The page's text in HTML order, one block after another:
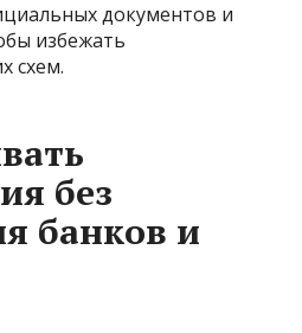
документов и
избежать
схем.
без
банков и